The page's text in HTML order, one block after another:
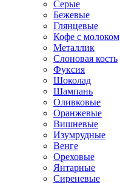
Серые
Бежевые
Глянцевые
Кофе с молоком
Металлик
Слоновая кость
Фуксия
Шоколад
Шампань
Оливковые
Оранжевые
Вишневые
Изумрудные
Венге
Ореховые
Янтарные
Сиреневые